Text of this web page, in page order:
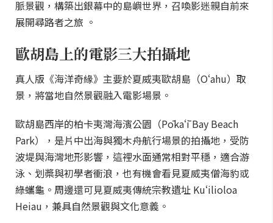
脈景觀，構築出銀幕中的島嶼世界，召喚影迷親自前來
展開尋路者之旅 。
歐胡島上的電影三大拍攝地
真人版《海洋奇緣》主要於夏威夷歐胡島（Oʻahu）取
景，將當地自然景觀融入電影場景。
歐胡島西岸的柏卡夷灣海濱公園（Pōkaʻī Bay Beach
Park），是片中出海與獨木舟航行場景的拍攝地，受防
波堤與海灣地形影響，這裡水面通常相對平穩，適合游
泳、划槳與初學者衝浪，也有機會看見夏威夷僧海豹或
綠蠵龜。周邊還可見夏威夷傳統宗教遺址 Kuʻilioloa
Heiau，兼具自然景觀與文化意義。